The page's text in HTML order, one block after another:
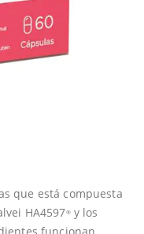
que está compuesta
HA4597®y los